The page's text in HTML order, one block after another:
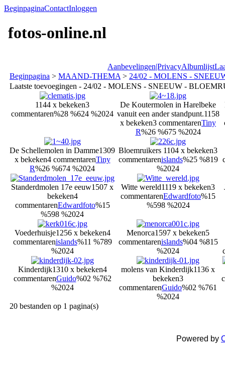
BeginpaginaContactInloggen
fotos-online.nl
Aanbevelingen|PrivacyAlbumlijst
Beginpagina > MAAND-THEMA > 24/02 - MOLENS -
Laatste toevoegingen - 24/02 - MOLENS - SNEEUW -
1144 x bekeken3
commentaren%28 %624 %2024
De Koutermolen in Harelbeke
vanuit een ander standpunt.1158
x bekeken3 commentarenTiny
R%26 %675 %2024
De Schellemolen in Damme1309
x bekeken4 commentarenTiny
R%26 %674 %2024
Bloemruikers 1104 x bekeken3
commentarenislands%25 %819
%2024
Standerdmolen 17e eeuw1507 x
bekeken4
commentarenEdwardfoto%15
%598 %2024
Witte wereld1119 x bekeken3
commentarenEdwardfoto%15
%598 %2024
Voederhuisje1256 x bekeken4
commentarenislands%11 %789
%2024
Menorca1597 x bekeken5
commentarenislands%04 %815
%2024
Kinderdijk1310 x bekeken4
commentarenGuido%02 %762
%2024
molens van Kinderdijk1136 x
bekeken3
commentarenGuido%02 %761
%2024
20 bestanden op 1 pagina(s)
Powered by